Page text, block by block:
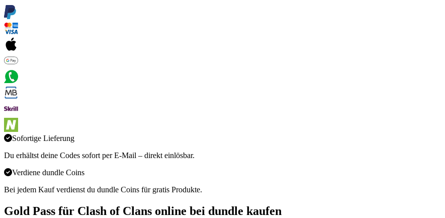
Sofortige Lieferung
Du erhältst deine Codes sofort per E-Mail – direkt einlösbar.
Verdiene dundle Coins
Bei jedem Kauf verdienst du dundle Coins für gratis Produkte.
Gold Pass für Clash of Clans online bei dundle kaufen